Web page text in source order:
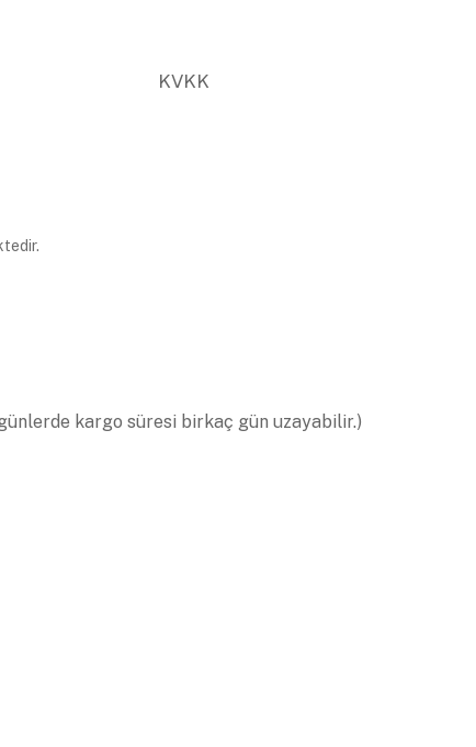
KVKK
kargo süresi birkaç gün uzayabilir.)